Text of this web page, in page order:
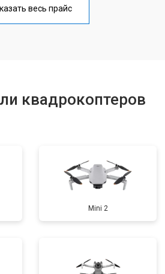
от 1800 ₽
весь прайс
квадрокоптеров
Mini 2